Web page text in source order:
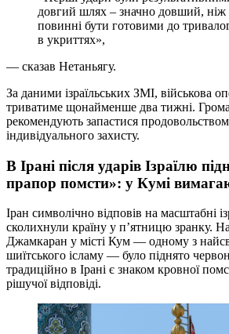
довгий шлях – значно довший,
повинні бути готовими до
в укриттях»,
— сказав Нетаньягу.
За даними ізраїльських ЗМІ, військова
триватиме щонайменше два тижні.
рекомендують запастися
індивідуального захисту.
В Ірані після ударів Ізраїлю
прапор помсти»: у Кумі
Іран символічно відповів на масштабні
сколихнули країну у п’ятницю зранку.
Джамкаран у місті Кум — одному з
шиїтського ісламу — було піднято
традиційно в Ірані є знаком кровної
рішучої відповіді.